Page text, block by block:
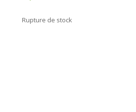
Rupture de stock